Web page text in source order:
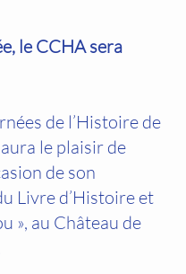
le CCHA sera
de l’Histoire de
le plaisir de
de son
Livre d’Histoire et
», au Château de